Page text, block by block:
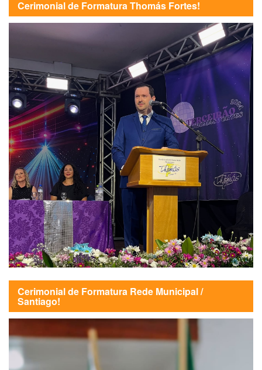
Cerimonial de Formatura Thomás Fortes!
Cerimonial de Formatura Rede Municipal /
Santiago!